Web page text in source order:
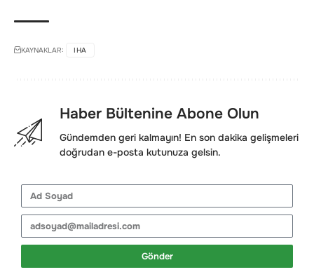
KAYNAKLAR: IHA
Haber Bültenine Abone Olun
Gündemden geri kalmayın! En son dakika gelişmeleri
doğrudan e-posta kutunuza gelsin.
Gönder